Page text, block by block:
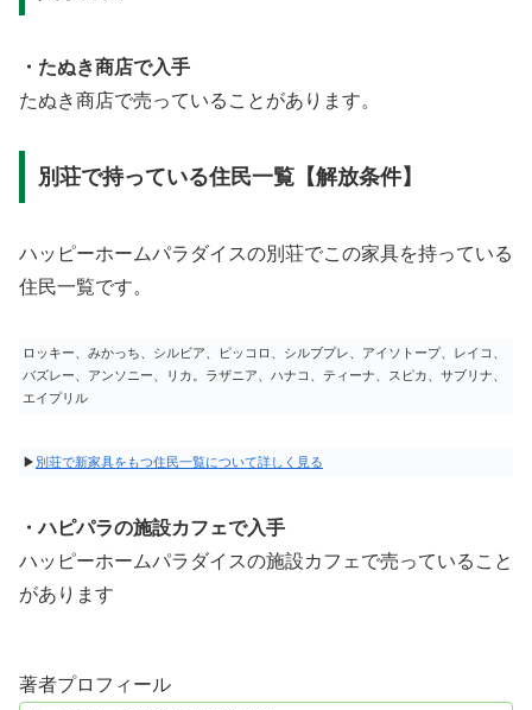
・たぬき商店で入手
たぬき商店で売っていることがあります。
別荘で持っている住民一覧【解放条件】
ハッピーホームパラダイスの別荘でこの家具を持っている
住民一覧です。
ロッキー、みかっち、シルビア、ピッコロ、シルブプレ、アイソトープ、レイコ、
バズレー、アンソニー、リカ。ラザニア、ハナコ、ティーナ、スピカ、サブリナ、
エイプリル
▶ 別荘で新家具をもつ住民一覧について詳しく見る
・ハピパラの施設カフェで入手
ハッピーホームパラダイスの施設カフェで売っていること
があります
著者プロフィール